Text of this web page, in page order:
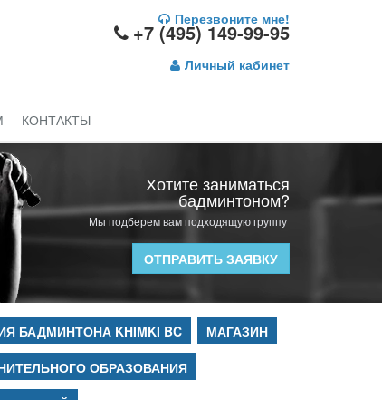
+7 (495) 149-99-95
Перезвоните мне!
Личный кабинет
КОНТАКТЫ
Хотите заниматься
бадминтоном?
Мы подберем вам подходящую группу
ОТПРАВИТЬ ЗАЯВКУ
БАДМИНТОНА KHIMKI BC
МАГАЗИН
ОБРАЗОВАНИЯ